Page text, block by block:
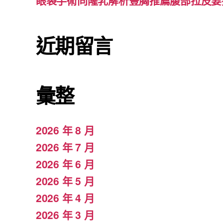
近期留言
彙整
2026 年 8 月
2026 年 7 月
2026 年 6 月
2026 年 5 月
2026 年 4 月
2026 年 3 月